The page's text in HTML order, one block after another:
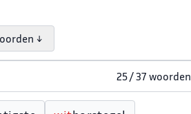
↓
25 / 37 woorden